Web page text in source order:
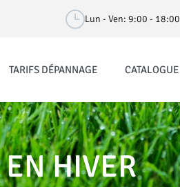
Lun - Ven: 9:00 - 18:00
TARIFS DÉPANNAGE CATALOGUE
HIVER